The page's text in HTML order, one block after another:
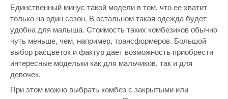
Единственный минус такой модели в том, что ее хватит
только на один сезон. В остальном такая одежда будет
удобна для малыша. Стоимость таких комбезиков обычно
чуть меньше, чем, например, трансформеров. Большой
выбор расцветок и фактур дает возможность приобрести
интересные модельки как для мальчиков, так и для
девочек.
При этом можно выбрать комбез с закрытыми или